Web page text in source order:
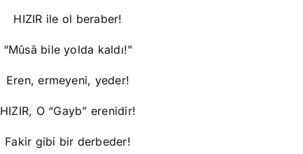
HIZIR ile ol beraber!
“Mûsâ bile yolda kaldı!”
Eren, ermeyeni, yeder!
HIZIR, O “Gayb” erenidir!
Fakir gibi bir derbeder!